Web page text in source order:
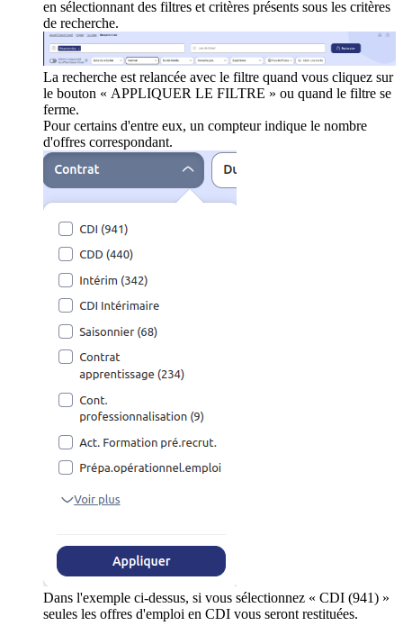
en sélectionnant des filtres et critères présents sous les critères
de recherche.
La recherche est relancée avec le filtre quand vous cliquez sur
le bouton « APPLIQUER LE FILTRE » ou quand le filtre se
ferme.
Pour certains d'entre eux, un compteur indique le nombre
d'offres correspondant.
Dans l'exemple ci-dessus, si vous sélectionnez « CDI (941) »
seules les offres d'emploi en CDI vous seront restituées.